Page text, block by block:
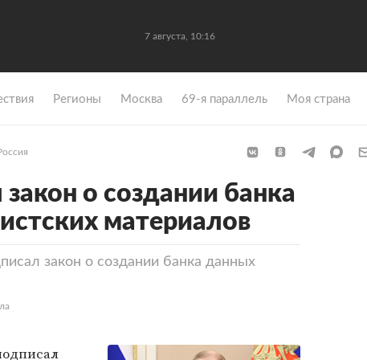
7 августа, 10:16
Регионы Москва 69-я параллель Моя страна
о создании банка
материалов
закон о создании банка данных